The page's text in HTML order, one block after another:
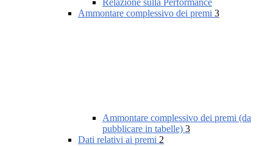
Relazione sulla Performance
Ammontare complessivo dei premi 3
Ammontare complessivo dei premi (da
pubblicare in tabelle) 3
Dati relativi ai premi 2